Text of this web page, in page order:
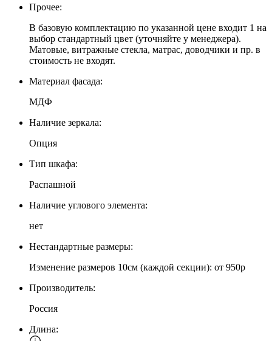
Прочее:
В базовую комплектацию по указанной цене входит 1 на
выбор стандартный цвет (уточняйте у менеджера).
Матовые, витражные стекла, матрас, доводчики и пр. в
стоимость не входят.
Материал фасада:
МДФ
Наличие зеркала:
Опция
Тип шкафа:
Распашной
Наличие углового элемента:
нет
Нестандартные размеры:
Изменение размеров 10см (каждой секции): от 950р
Производитель:
Россия
Длина: